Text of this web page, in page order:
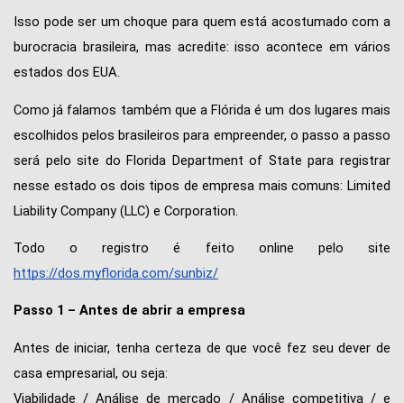
Isso pode ser um choque para quem está acostumado com a
burocracia brasileira, mas acredite: isso acontece em vários
estados dos EUA.
Como já falamos também que a Flórida é um dos lugares mais
escolhidos pelos brasileiros para empreender, o passo a passo
será pelo site do Florida Department of State para registrar
nesse estado os dois tipos de empresa mais comuns: Limited
Liability Company (LLC) e Corporation.
https://dos.myflorida.com/sunbiz/
Passo 1 – Antes de abrir a empresa
Antes de iniciar, tenha certeza de que você fez seu dever de
casa empresarial, ou seja:
Viabilidade / Análise de mercado / Análise competitiva / e